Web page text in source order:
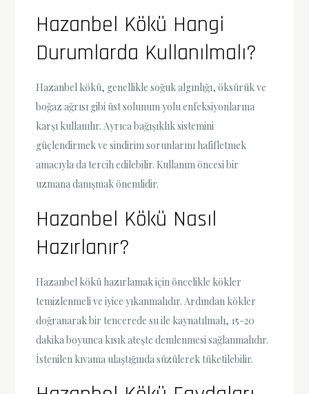
Hazanbel Kökü Hangi
Durumlarda Kullanılmalı?
Hazanbel kökü, genellikle soğuk algınlığı, öksürük ve
boğaz ağrısı gibi üst solunum yolu enfeksiyonlarına
karşı kullanılır. Ayrıca bağışıklık sistemini
güçlendirmek ve sindirim sorunlarını hafifletmek
amacıyla da tercih edilebilir. Kullanım öncesi bir
uzmana danışmak önemlidir.
Hazanbel Kökü Nasıl
Hazırlanır?
Hazanbel kökü hazırlamak için öncelikle kökler
temizlenmeli ve iyice yıkanmalıdır. Ardından kökler
doğranarak bir tencerede su ile kaynatılmalı, 15-20
dakika boyunca kısık ateşte demlenmesi sağlanmalıdır.
İstenilen kıvama ulaştığında süzülerek tüketilebilir.